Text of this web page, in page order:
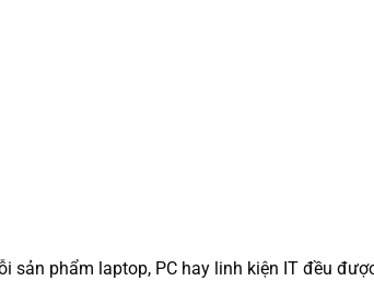
sản phẩm laptop, PC hay linh kiện IT đều